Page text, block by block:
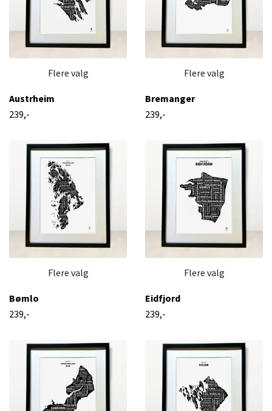
Flere valg
Austrheim
239,-
Flere valg
Bremanger
239,-
Flere valg
Bømlo
239,-
Flere valg
Eidfjord
239,-